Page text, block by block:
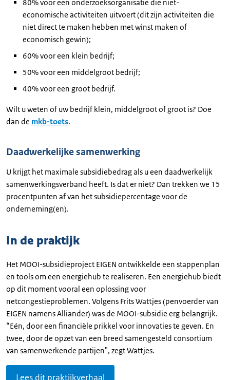
80% voor een onderzoeksorganisatie die niet-
economische activiteiten uitvoert (dit zijn activiteiten die
niet direct te maken hebben met winst maken of
economisch gewin);
60% voor een klein bedrijf;
50% voor een middelgroot bedrijf;
40% voor een groot bedrijf.
Wilt u weten of uw bedrijf klein, middelgroot of groot is? Doe
dan de mkb-toets.
Daadwerkelijke samenwerking
U krijgt het maximale subsidiebedrag als u een daadwerkelijk
samenwerkingsverband heeft. Is dat er niet? Dan trekken we 15
procentpunten af van het subsidiepercentage voor de
onderneming(en).
In de praktijk
Het MOOI-subsidieproject EIGEN ontwikkelde een stappenplan
en tools om een energiehub te realiseren. Een energiehub biedt
op dit moment vooral een oplossing voor
netcongestieproblemen. Volgens Frits Wattjes (penvoerder van
EIGEN namens Alliander) was de MOOI-subsidie erg belangrijk.
“Eén, door een financiële prikkel voor innovaties te geven. En
twee, door de opzet van een breed samengesteld consortium
van samenwerkende partijen", zegt Wattjes.
Lees dit praktijkverhaal